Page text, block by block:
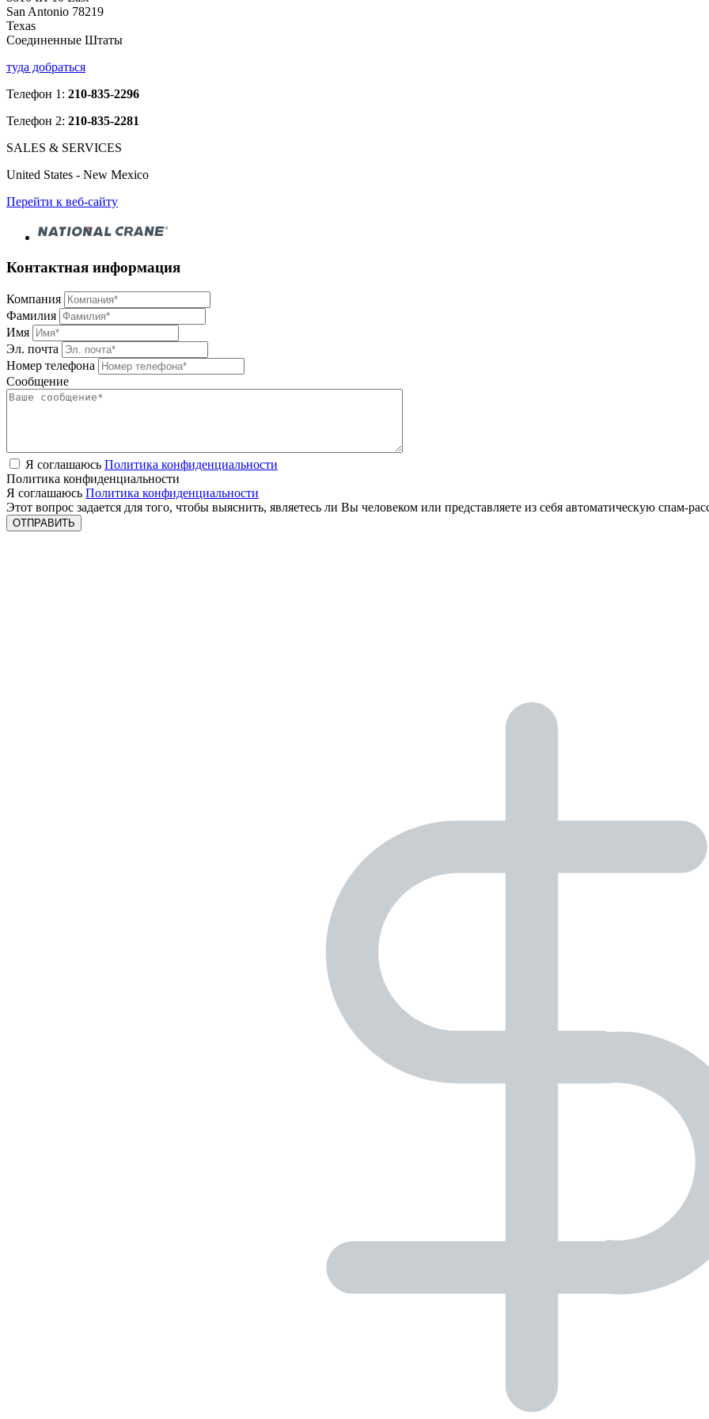
San Antonio 78219
Texas
Соединенные Штаты
туда добраться
Телефон 1: 210-835-2296
Телефон 2: 210-835-2281
SALES & SERVICES
United States - New Mexico
Перейти к веб-сайту
Контактная информация
Компания
Фамилия
Имя
Эл. почта
Номер телефона
Сообщение
Я соглашаюсь Политика конфиденциальности
Политика конфиденциальности
Я соглашаюсь Политика конфиденциальности
Этот вопрос задается для того, чтобы выяснить, являетесь ли Вы человеком или представляете из себя автоматическую спам-